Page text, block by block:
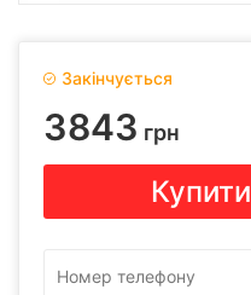
Закінчується
3843 грн
Купити